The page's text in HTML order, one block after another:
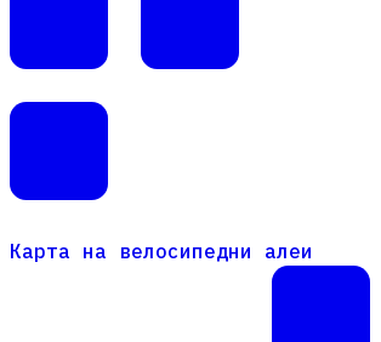
Карта на велосипедни алеи
Карта на велосипедни алеи